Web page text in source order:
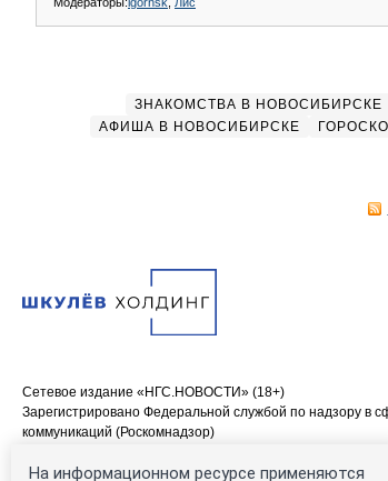
ЗНАКОМСТВА В НОВОСИБИРСКЕ
АФИША В НОВОСИБИРСКЕ
Сетевое издание «НГС.НОВОСТИ» (18+)
Зарегистрировано Федеральной службой по надзору в
коммуникаций (Роскомнадзор)
Учредитель: Общество с ограниченной
На информационном ресурсе применяются